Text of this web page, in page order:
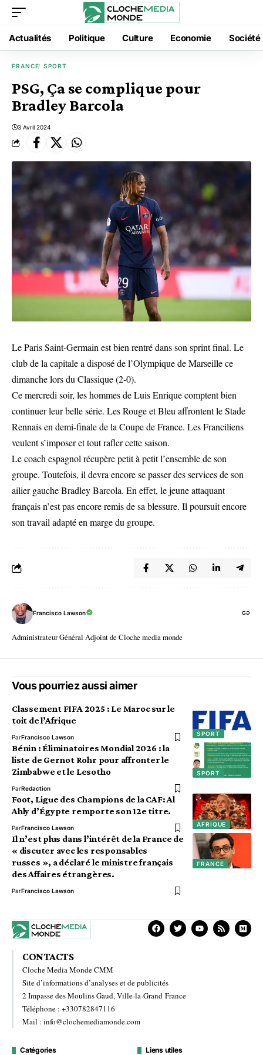
Actualités Politique Culture Economie Société
FRANCE SPORT
PSG, Ça se complique pour
Bradley Barcola
3 Avril 2024
Le Paris Saint-Germain est bien rentré dans son sprint final. Le
club de la capitale a disposé de l’Olympique de Marseille ce
dimanche lors du Classique (2-0).
Ce mercredi soir, les hommes de Luis Enrique comptent bien
continuer leur belle série. Les Rouge et Bleu affrontent le Stade
Rennais en demi-finale de la Coupe de France. Les Franciliens
veulent s’imposer et tout rafler cette saison.
Le coach espagnol récupère petit à petit l’ensemble de son
groupe. Toutefois, il devra encore se passer des services de son
ailier gauche Bradley Barcola. En effet, le jeune attaquant
français n’est pas encore remis de sa blessure. Il poursuit encore
son travail adapté en marge du groupe.
Francisco Lawson
Administrateur Général Adjoint de Cloche media monde
Vous pourriez aussi aimer
SPORT
Classement FIFA 2025 : Le Maroc sur le
toit de l’Afrique
ParFrancisco Lawson
SPORT
Bénin : Éliminatoires Mondial 2026 : la
liste de Gernot Rohr pour affronter le
Zimbabwe et le Lesotho
ParRedaction
AFRIQUE
Foot, Ligue des Champions de la CAF: Al
Ahly d’Égypte remporte son 12e titre.
ParFrancisco Lawson
FRANCE
Il n’est plus dans l’intérêt de la France de
« discuter avec les responsables
russes », a déclaré le ministre français
des Affaires étrangères.
ParFrancisco Lawson
CONTACTS
Cloche Media Monde CMM
Site d’informations d’analyses et de publicités
2 Impasse des Moulins Gaud, Ville-la-Grand France
Téléphone : +330782847116
Mail : info@clochemediamonde.com
Catégories Liens utiles